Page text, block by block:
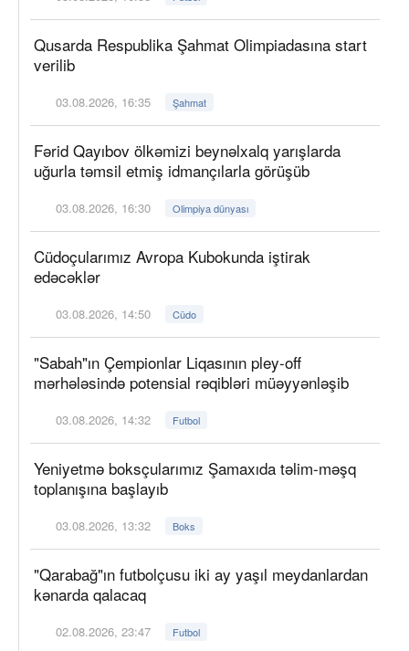
Qusarda Respublika Şahmat Olimpiadasına start
verilib
03.08.2026, 16:35 Şahmat
Fərid Qayıbov ölkəmizi beynəlxalq yarışlarda
uğurla təmsil etmiş idmançılarla görüşüb
03.08.2026, 16:30 Olimpiya dünyası
Cüdoçularımız Avropa Kubokunda iştirak
edəcəklər
03.08.2026, 14:50 Cüdo
"Sabah"ın Çempionlar Liqasının pley-off
mərhələsində potensial rəqibləri müəyyənləşib
03.08.2026, 14:32 Futbol
Yeniyetmə boksçularımız Şamaxıda təlim-məşq
toplanışına başlayıb
03.08.2026, 13:32 Boks
"Qarabağ"ın futbolçusu iki ay yaşıl meydanlardan
kənarda qalacaq
02.08.2026, 23:47 Futbol